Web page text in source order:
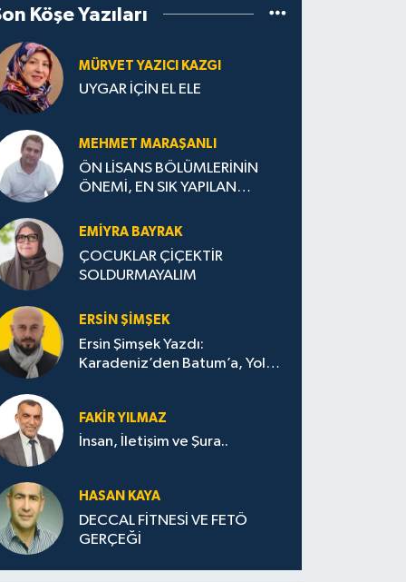
Köşe Yazıları
MÜRVET YAZICI KAZGI
UYGAR İÇİN EL ELE
MEHMET MARAŞANLI
ÖN LİSANS BÖLÜMLERİNİN
ÖNEMİ, EN SIK YAPILAN
STRATEJİLERİ
EMIYRA BAYRAK
ÇOCUKLAR ÇİÇEKTİR
SOLDURMAYALIM
ERSIN ŞIMŞEK
Ersin Şimşek Yazdı:
Karadeniz’den Batum’a, Yolun
FAKIR YILMAZ
İnsan, İletişim ve Şura..
HASAN KAYA
DECCAL FİTNESİ VE FETÖ
GERÇEĞİ